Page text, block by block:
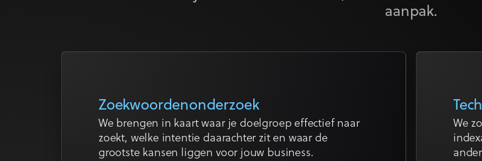
aanpak.
Zoekwoordenonderzoek
We brengen in kaart waar je doelgroep effectief naar
zoekt, welke intentie daarachter zit en waar de
grootste kansen liggen voor jouw business.
We